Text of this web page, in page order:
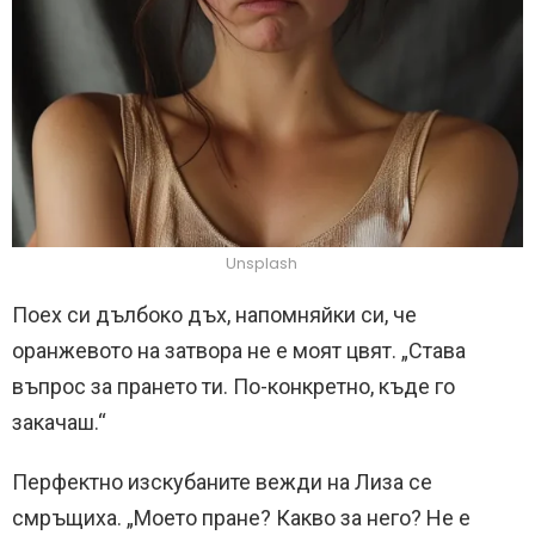
Unsplash
Поех си дълбоко дъх, напомняйки си, че
оранжевото на затвора не е моят цвят. „Става
въпрос за прането ти. По-конкретно, къде го
закачаш.“
Перфектно изскубаните вежди на Лиза се
смръщиха. „Моето пране? Какво за него? Не е